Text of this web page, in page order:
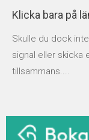
SKICKA OSS
RING & BOKA:
BOKA ONLINE
ARIEL SVERIGE
Klicka bara på
Skulle du dock
signal eller skicka
tillsammans....